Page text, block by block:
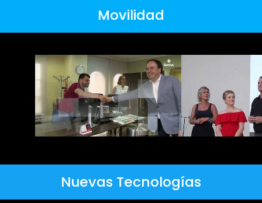
Movilidad
Nuevas Tecnologías